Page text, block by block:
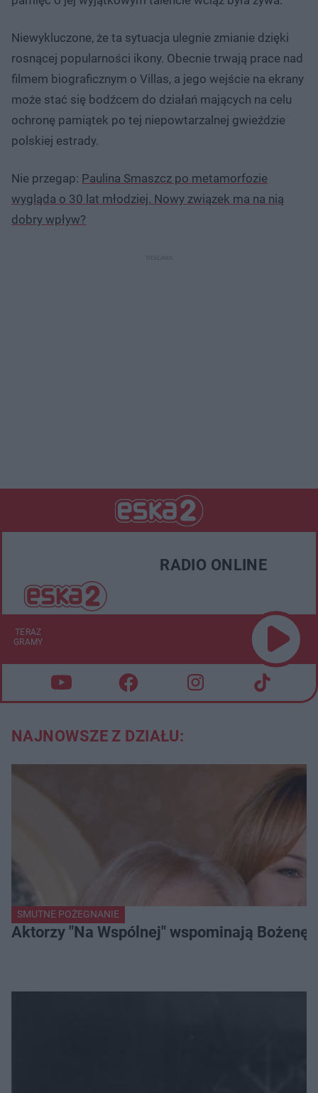
Niewykluczone, że ta sytuacja ulegnie zmianie dzięki
rosnącej popularności ikony. Obecnie trwają prace nad
filmem biograficznym o Villas, a jego wejście na ekrany
może stać się bodźcem do działań mających na celu
ochronę pamiątek po tej niepowtarzalnej gwieździe
polskiej estrady.
Nie przegap: Paulina Smaszcz po metamorfozie
wygląda o 30 lat młodziej. Nowy związek ma na nią
dobry wpływ?
RADIO ONLINE
TERAZ
GRAMY
NAJNOWSZE Z DZIAŁU:
SMUTNE POŻEGNANIE
Aktorzy "Na Wspólnej" wspominają Bożenę